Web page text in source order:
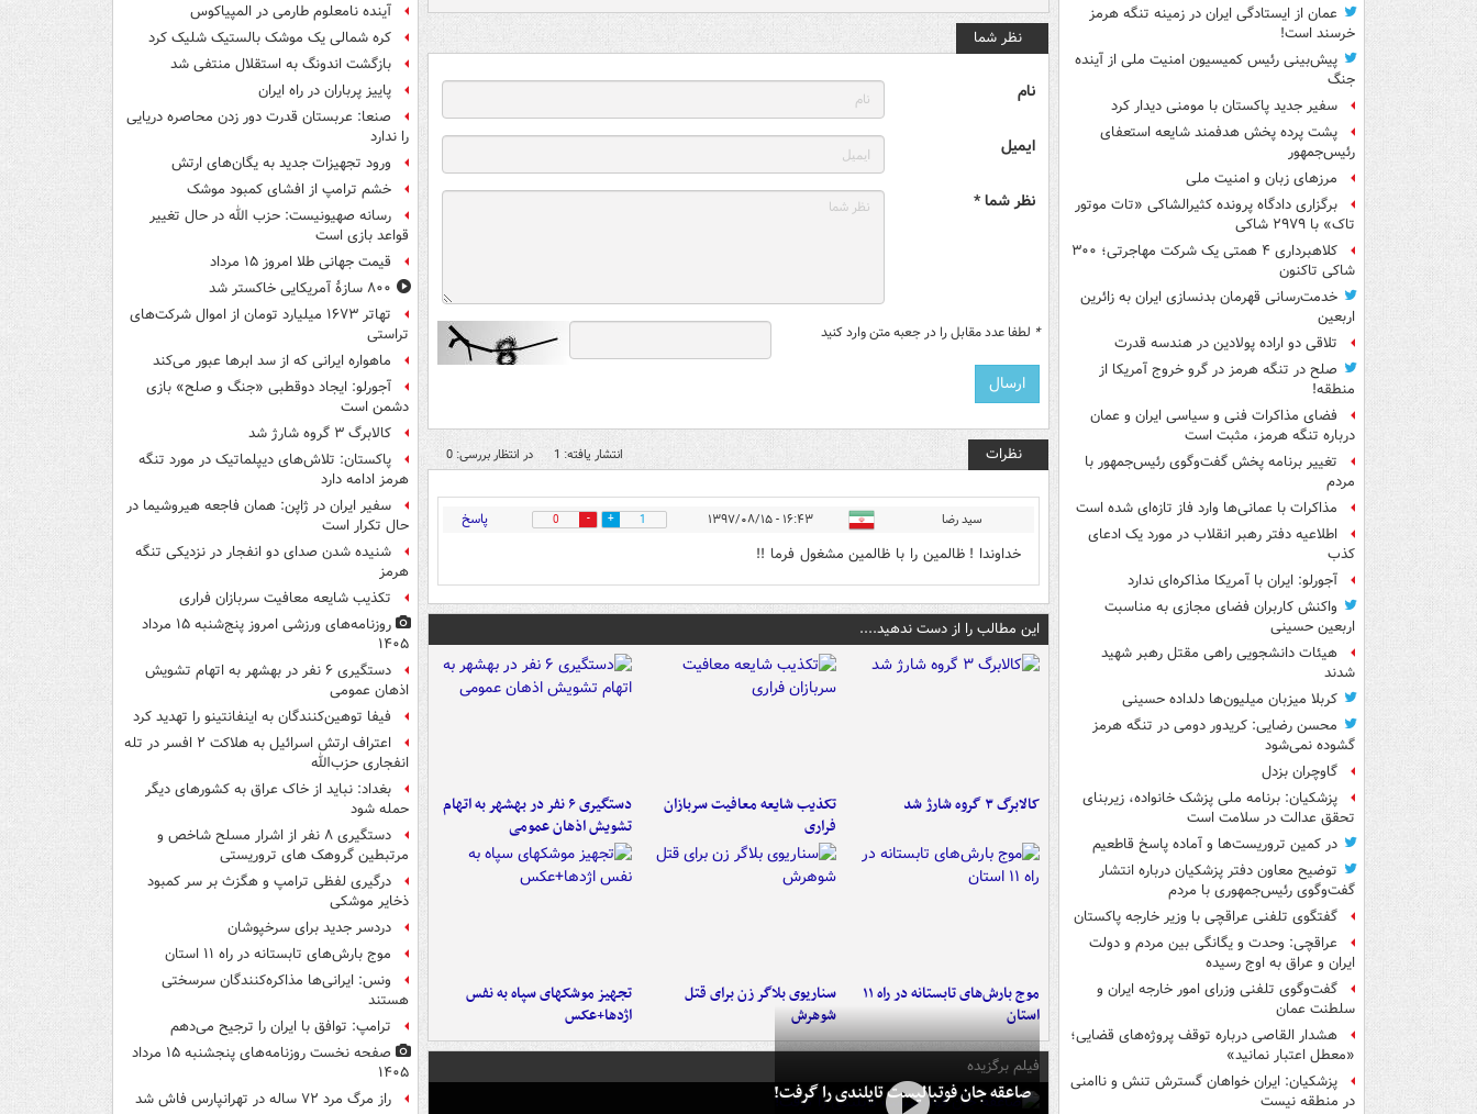
عمان از ایستادگی ایران در زمینه تنگه هرمز
خرسند است!
پیش‌بینی رئیس کمیسیون امنیت ملی از آینده
جنگ
سفیر جدید پاکستان با مومنی دیدار کرد
پشت پرده پخش هدفمند شایعه استعفای
رئیس‌جمهور
مرزهای زبان و امنیت ملی
برگزاری دادگاه پرونده کثیرالشاکی «تات موتور
تاک» با ۲۹۷۹ شاکی
کلاهبرداری ۴ همتی یک شرکت مهاجرتی؛ ۳۰۰
شاکی تاکنون
خدمت‌رسانی قهرمان بدنسازی ایران به زائرین
اربعین
تلاقی دو اراده پولادین در هندسه قدرت
صلح در تنگه هرمز در گرو خروج آمریکا از
منطقه!
فضای مذاکرات فنی و سیاسی ایران و عمان
درباره تنگه هرمز، مثبت است
تغییر برنامه پخش گفت‌وگوی رئیس‌جمهور با
مردم
مذاکرات با عمانی‌ها وارد فاز تازه‌ای شده است
اطلاعیه دفتر رهبر انقلاب در مورد یک ادعای
کذب
آجورلو: ایران با آمریکا مذاکره‌ای ندارد
واکنش کاربران فضای مجازی به مناسبت
اربعین حسینی
هیئات دانشجویی راهی مقتل رهبر شهید
شدند
کربلا میزبان میلیون‌ها دلداده حسینی
محسن رضایی: کریدور دومی در تنگه هرمز
گشوده نمی‌شود
گاوچران بزدل
پزشکیان: برنامه ملی پزشک خانواده، زیربنای
تحقق عدالت در سلامت است
در کمین تروریست‌ها و آماده پاسخ قاطعیم
توضیح معاون دفتر پزشکیان درباره انتشار
گفت‌وگوی رئیس‌جمهوری با مردم
گفتگوی تلفنی عراقچی با وزیر خارجه پاکستان
عراقچی: وحدت و یگانگی بین مردم و دولت
ایران و عراق به اوج رسیده
گفت‌وگوی تلفنی وزرای امور خارجه ایران و
سلطنت عمان
هشدار القاصی درباره توقف پروژه‌های قضایی؛
«معطل اعتبار نمانید»
پزشکیان: ایران خواهان گسترش تنش و ناامنی
در منطقه نیست
نظر شما
نام
ایمیل
نظر شما *
* لطفا عدد مقابل را در جعبه متن وارد کنید
نظرات انتشار یافته: 1 در انتظار بررسی: 0
سید رضا ۱۶:۴۳ - ۱۳۹۷/۰۸/۱۵ 1
0 پاسخ
خداوندا ! ظالمین را با ظالمین مشغول فرما !!
این مطالب را از دست ندهید....
کالابرگ ۳ گروه شارژ شد
تکذیب شایعه معافیت سربازان
فراری
دستگیری ۶ نفر در بهشهر به اتهام
تشویش اذهان عمومی
موج بارش‌های تابستانه در راه ۱۱
استان
سناریوی بلاگر زن برای قتل
شوهرش
تجهیز موشکهای سپاه به نفس
اژدها+عکس
فیلم برگزیده
صاعقه جان فوتبالیست تایلندی را گرفت!
آینده نامعلوم طارمی در المپیاکوس
کره شمالی یک موشک بالستیک شلیک کرد
بازگشت اندونگ به استقلال منتفی شد
پاییز پرباران در راه ایران
صنعا: عربستان قدرت دور زدن محاصره دریایی
را ندارد
ورود تجهیزات جدید به یگان‌های ارتش
خشم ترامپ از افشای کمبود موشک
رسانه صهیونیست: حزب الله در حال تغییر
قواعد بازی است
قیمت جهانی طلا امروز ۱۵ مرداد
۸۰۰ سازۀ آمریکایی خاکستر شد
تهاتر ۱۶۷۳ میلیارد تومان از اموال شرکت‌های
تراستی
ماهواره ایرانی که از سد ابرها عبور می‌کند
آجورلو: ایجاد دوقطبی «جنگ و صلح‌» بازی
دشمن است
کالابرگ ۳ گروه شارژ شد
پاکستان: تلاش‌های دیپلماتیک در مورد تنگه
هرمز ادامه دارد
سفیر ایران در ژاپن: همان فاجعه هیروشیما در
حال تکرار است
شنیده شدن صدای دو انفجار در نزدیکی تنگه
هرمز
تکذیب شایعه معافیت سربازان فراری
روزنامه‌های ورزشی امروز پنج‌شنبه ۱۵ مرداد
۱۴۰۵
دستگیری ۶ نفر در بهشهر به اتهام تشویش
اذهان عمومی
فیفا توهین‌کنندگان به اینفانتینو را تهدید کرد
اعتراف ارتش اسرائیل به هلاکت ۲ افسر در تله
انفجاری حزب‌الله
بغداد: نباید از خاک عراق به کشورهای دیگر
حمله شود
دستگیری ۸ نفر از اشرار مسلح شاخص و
مرتبطین گروهک های تروریستی
درگیری لفظی ترامپ و هگزث بر سر کمبود
ذخایر موشکی
دردسر جدید برای سرخپوشان
موج بارش‌های تابستانه در راه ۱۱ استان
ونس: ایرانی‌ها مذاکره‌کنندگان سرسختی
هستند
ترامپ: توافق با ایران را ترجیح می‌دهم
صفحه نخست روزنامه‌های پنجشنبه ۱۵ مرداد
۱۴۰۵
راز مرگ مرد ۷۲ ساله در تهرانپارس فاش شد